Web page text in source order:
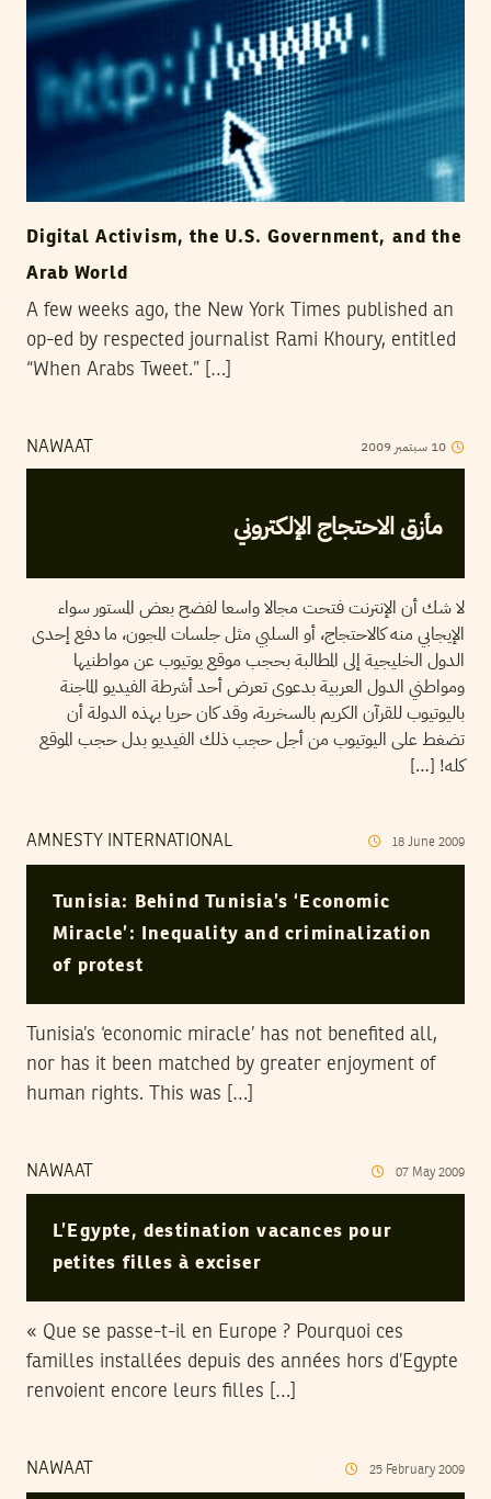
Digital Activism, the U.S. Government, and the
Arab World
A few weeks ago, the New York Times published an
op-ed by respected journalist Rami Khoury, entitled
“When Arabs Tweet.” […]
NAWAAT 10 سبتمبر 2009
مأزق الاحتجاج الإلكتروني
لا شك أن الإنترنت فتحت مجالا واسعا لفضح بعض المستور سواء
الإيجابي منه كالاحتجاج، أو السلبي مثل جلسات المجون، ما دفع إحدى
الدول الخليجية إلى المطالبة بحجب موقع يوتيوب عن مواطنيها
ومواطني الدول العربية بدعوى تعرض أحد أشرطة الفيديو الماجنة
باليوتيوب للقرآن الكريم بالسخرية، وقد كان حريا بهذه الدولة أن
تضغط على اليوتيوب من أجل حجب ذلك الفيديو بدل حجب الموقع
كله! […]
AMNESTY INTERNATIONAL 18 June 2009
Tunisia: Behind Tunisia’s ‘Economic
Miracle’: Inequality and criminalization
of protest
Tunisia’s ‘economic miracle’ has not benefited all,
nor has it been matched by greater enjoyment of
human rights. This was […]
NAWAAT 07 May 2009
L’Egypte, destination vacances pour
petites filles à exciser
« Que se passe-t-il en Europe ? Pourquoi ces
familles installées depuis des années hors d’Egypte
renvoient encore leurs filles […]
NAWAAT 25 February 2009